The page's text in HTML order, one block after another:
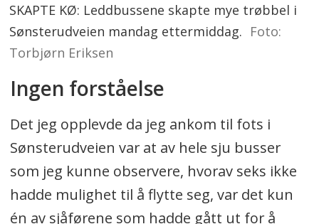
SKAPTE KØ: Leddbussene skapte mye trøbbel i
Sønsterudveien mandag ettermiddag. Foto:
Torbjørn Eriksen
Ingen forståelse
Det jeg opplevde da jeg ankom til fots i
Sønsterudveien var at av hele sju busser
som jeg kunne observere, hvorav seks ikke
hadde mulighet til å flytte seg, var det kun
én av sjåførene som hadde gått ut for å